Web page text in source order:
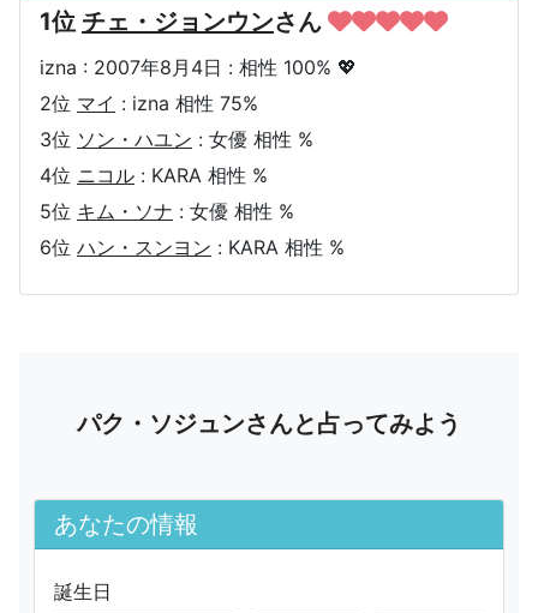
1位 チェ・ジョンウンさん
izna : 2007年8月4日 : 相性 100% 💖
2位 マイ : izna 相性 75%
3位 ソン・ハユン : 女優 相性 %
4位 ニコル : KARA 相性 %
5位 キム・ソナ : 女優 相性 %
6位 ハン・スンヨン : KARA 相性 %
パク・ソジュンさんと占ってみよう
あなたの情報
誕生日